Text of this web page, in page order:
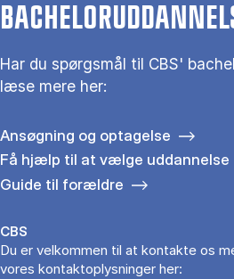
Har du spørgsmål til CBS'
læse mere her:
Ansøgning og optagelse
Få hjælp til at vælge uddannelse
Guide til forældre
CBS
Du er velkommen til at kontakte os
vores kontaktoplysninger her: